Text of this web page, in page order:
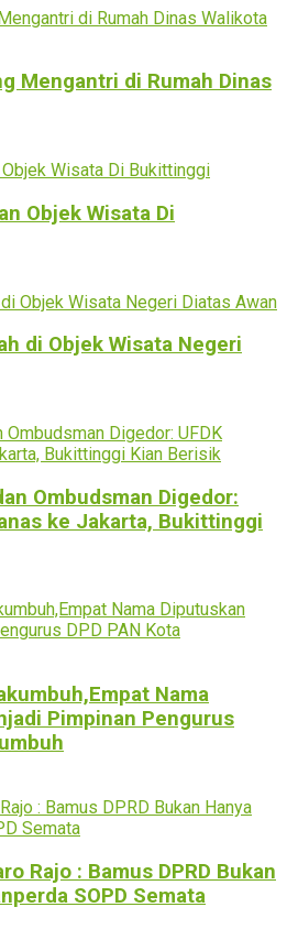
Mengantri di Rumah Dinas
Objek Wisata Di
di Objek Wisata Negeri
Ombudsman Digedor:
ke Jakarta, Bukittinggi
Nama
Pimpinan Pengurus
Rajo : Bamus DPRD Bukan
SOPD Semata